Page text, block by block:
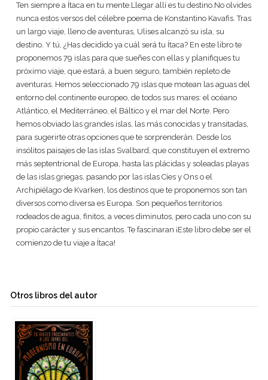
Ten siempre a Ítaca en tu mente.Llegar allí es tu destino.No olvides
nunca estos versos del célebre poema de Konstantino Kavafis. Tras
un largo viaje, lleno de aventuras, Ulises alcanzó su isla, su
destino. Y tú, ¿Has decidido ya cuál será tu Ítaca? En este libro te
proponemos 79 islas para que sueñes con ellas y planifiques tu
próximo viaje, que estará, a buen seguro, también repleto de
aventuras. Hemos seleccionado 79 islas que motean las aguas del
entorno del continente europeo, de todos sus mares: el océano
Atlántico, el Mediterráneo, el Báltico y el mar del Norte. Pero
hemos obviado las grandes islas, las más conocidas y transitadas,
para sugerirte otras opciones que te sorprenderán. Desde los
insólitos paisajes de las islas Svalbard, que constituyen el extremo
más septentrional de Europa, hasta las plácidas y soleadas playas
de las islas griegas, pasando por las islas Cíes y Ons o el
Archipiélago de Kvarken, los destinos que te proponemos son tan
diversos como diversa es Europa. Son pequeños territorios
rodeados de agua, finitos, a veces diminutos, pero cada uno con su
propio carácter y sus encantos. Te fascinaran ¡Este libro debe ser el
comienzo de tu viaje a Ítaca!
Otros libros del autor